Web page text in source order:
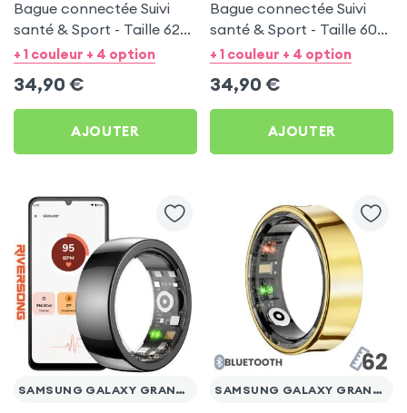
Bague connectée Suivi
santé & Sport - Taille 62
Noir
+ 1 couleur + 4 option
34,90 €
AJOUTER
Bague connectée Suivi
santé & Sport - Taille 60
Argent
+ 1 couleur + 4 option
34,90 €
AJOUTER
SAMSUNG GALAXY GRAND PLUS SAMSUNG GALAXY GRAND PLUS